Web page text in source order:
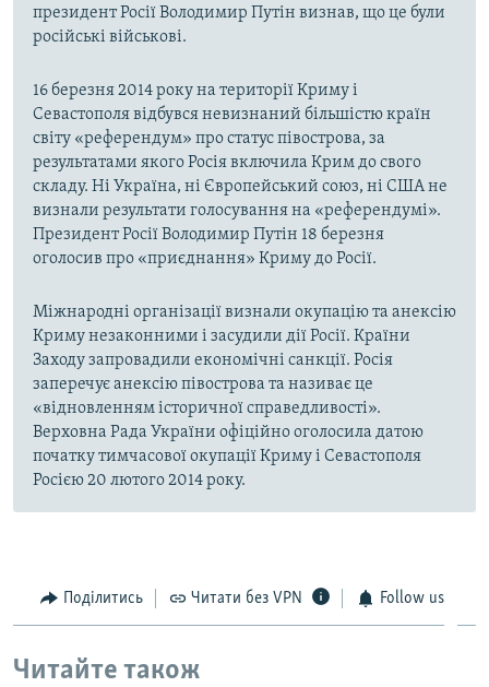
президент Росії Володимир Путін визнав, що це були
російські військові.
16 березня 2014 року на території Криму і
Севастополя відбувся невизнаний більшістю країн
світу «референдум» про статус півострова, за
результатами якого Росія включила Крим до свого
складу. Ні Україна, ні Європейський союз, ні США не
визнали результати голосування на «референдумі».
Президент Росії Володимир Путін 18 березня
оголосив про «приєднання» Криму до Росії.
Міжнародні організації визнали окупацію та анексію
Криму незаконними і засудили дії Росії. Країни
Заходу запровадили економічні санкції. Росія
заперечує анексію півострова та називає це
«відновленням історичної справедливості».
Верховна Рада України офіційно оголосила датою
початку тимчасової окупації Криму і Севастополя
Росією 20 лютого 2014 року.
Поділитись Читати без VPN Follow us
Читайте також